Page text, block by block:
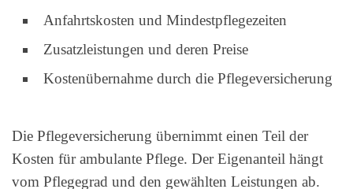
Anfahrtskosten und Mindestpflegezeiten
Zusatzleistungen und deren Preise
Kostenübernahme durch die Pflegeversicherung
Die Pflegeversicherung übernimmt einen Teil der
Kosten für ambulante Pflege. Der Eigenanteil hängt
vom Pflegegrad und den gewählten Leistungen ab.